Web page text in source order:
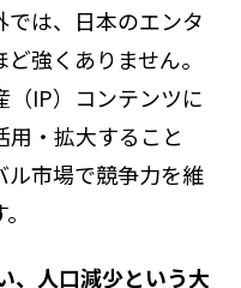
は、日本のエンタ
強くありません。
（IP）コンテンツに
・拡大すること
ル市場で競争力を維
人口減少という大